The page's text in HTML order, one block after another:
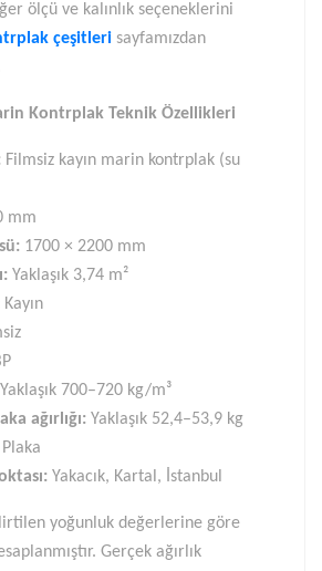
ölçü ve kalınlık seçeneklerini
çeşitleri sayfamızdan
Kontrplak Teknik Özellikleri
Filmsiz kayın marin kontrplak (su
mm
1700 × 2200 mm
Yaklaşık 3,74 m²
Kayın
Yaklaşık 700–720 kg/m³
ağırlığı: Yaklaşık 52,4–53,9 kg
Plaka
Yakacık, Kartal, İstanbul
yoğunluk değerlerine göre
Gerçek ağırlık